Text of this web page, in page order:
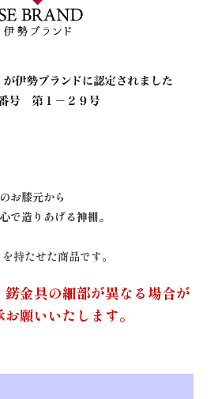
お膝元から
で造りあげる神棚。
持たせた商品です。
金具の細部が異なる場合が
願いいたします。